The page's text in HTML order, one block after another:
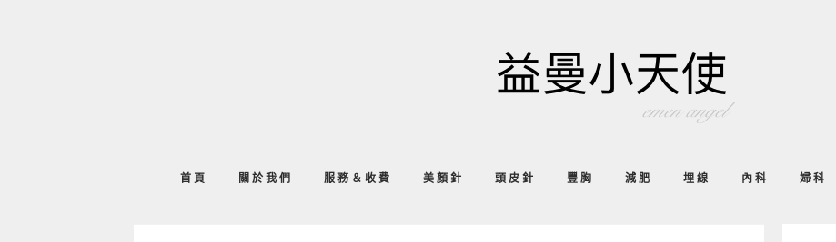
首頁 關於我們 服務＆收費 美顏針 頭皮針 豐胸 減肥 埋線 內科 婦科